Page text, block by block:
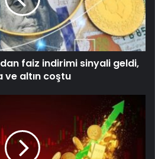
faiz indirimi sinyali geldi,
ve altın coştu